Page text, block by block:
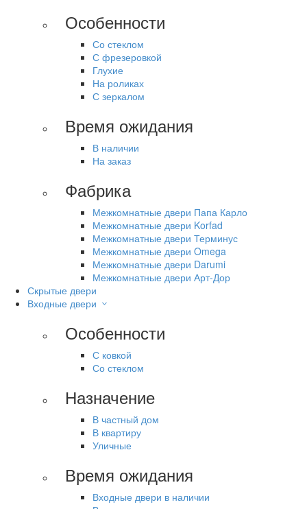
Особенности
Со стеклом
С фрезеровкой
Глухие
На роликах
С зеркалом
Время ожидания
В наличии
На заказ
Фабрика
Межкомнатные двери Папа Карло
Межкомнатные двери Korfad
Межкомнатные двери Терминус
Межкомнатные двери Omega
Межкомнатные двери Darumi
Межкомнатные двери Арт-Дор
Скрытые двери
Входные двери
Особенности
С ковкой
Со стеклом
Назначение
В частный дом
В квартиру
Уличные
Время ожидания
Входные двери в наличии